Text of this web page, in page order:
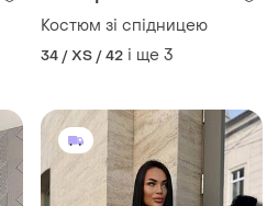
Костюм зі спідницею
34 / XS / 42 і ще 3